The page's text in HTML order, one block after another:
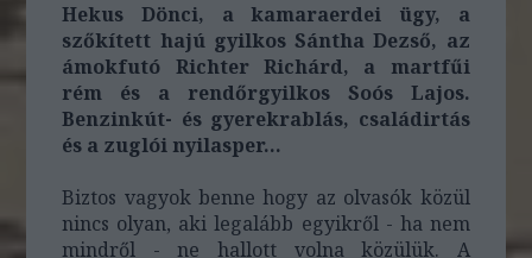
Hekus Dönci, a kamaraerdei ügy, a
szőkített hajú gyilkos Sántha Dezső, az
ámokfutó Richter Richárd, a martfűi
rém és a rendőrgyilkos Soós Lajos.
Benzinkút- és gyerekrablás, családirtás
és a zuglói nyilasper...
Biztos vagyok benne hogy az olvasók közül
nincs olyan, aki legalább egyikről - ha nem
mindről - ne hallott volna közülük. A